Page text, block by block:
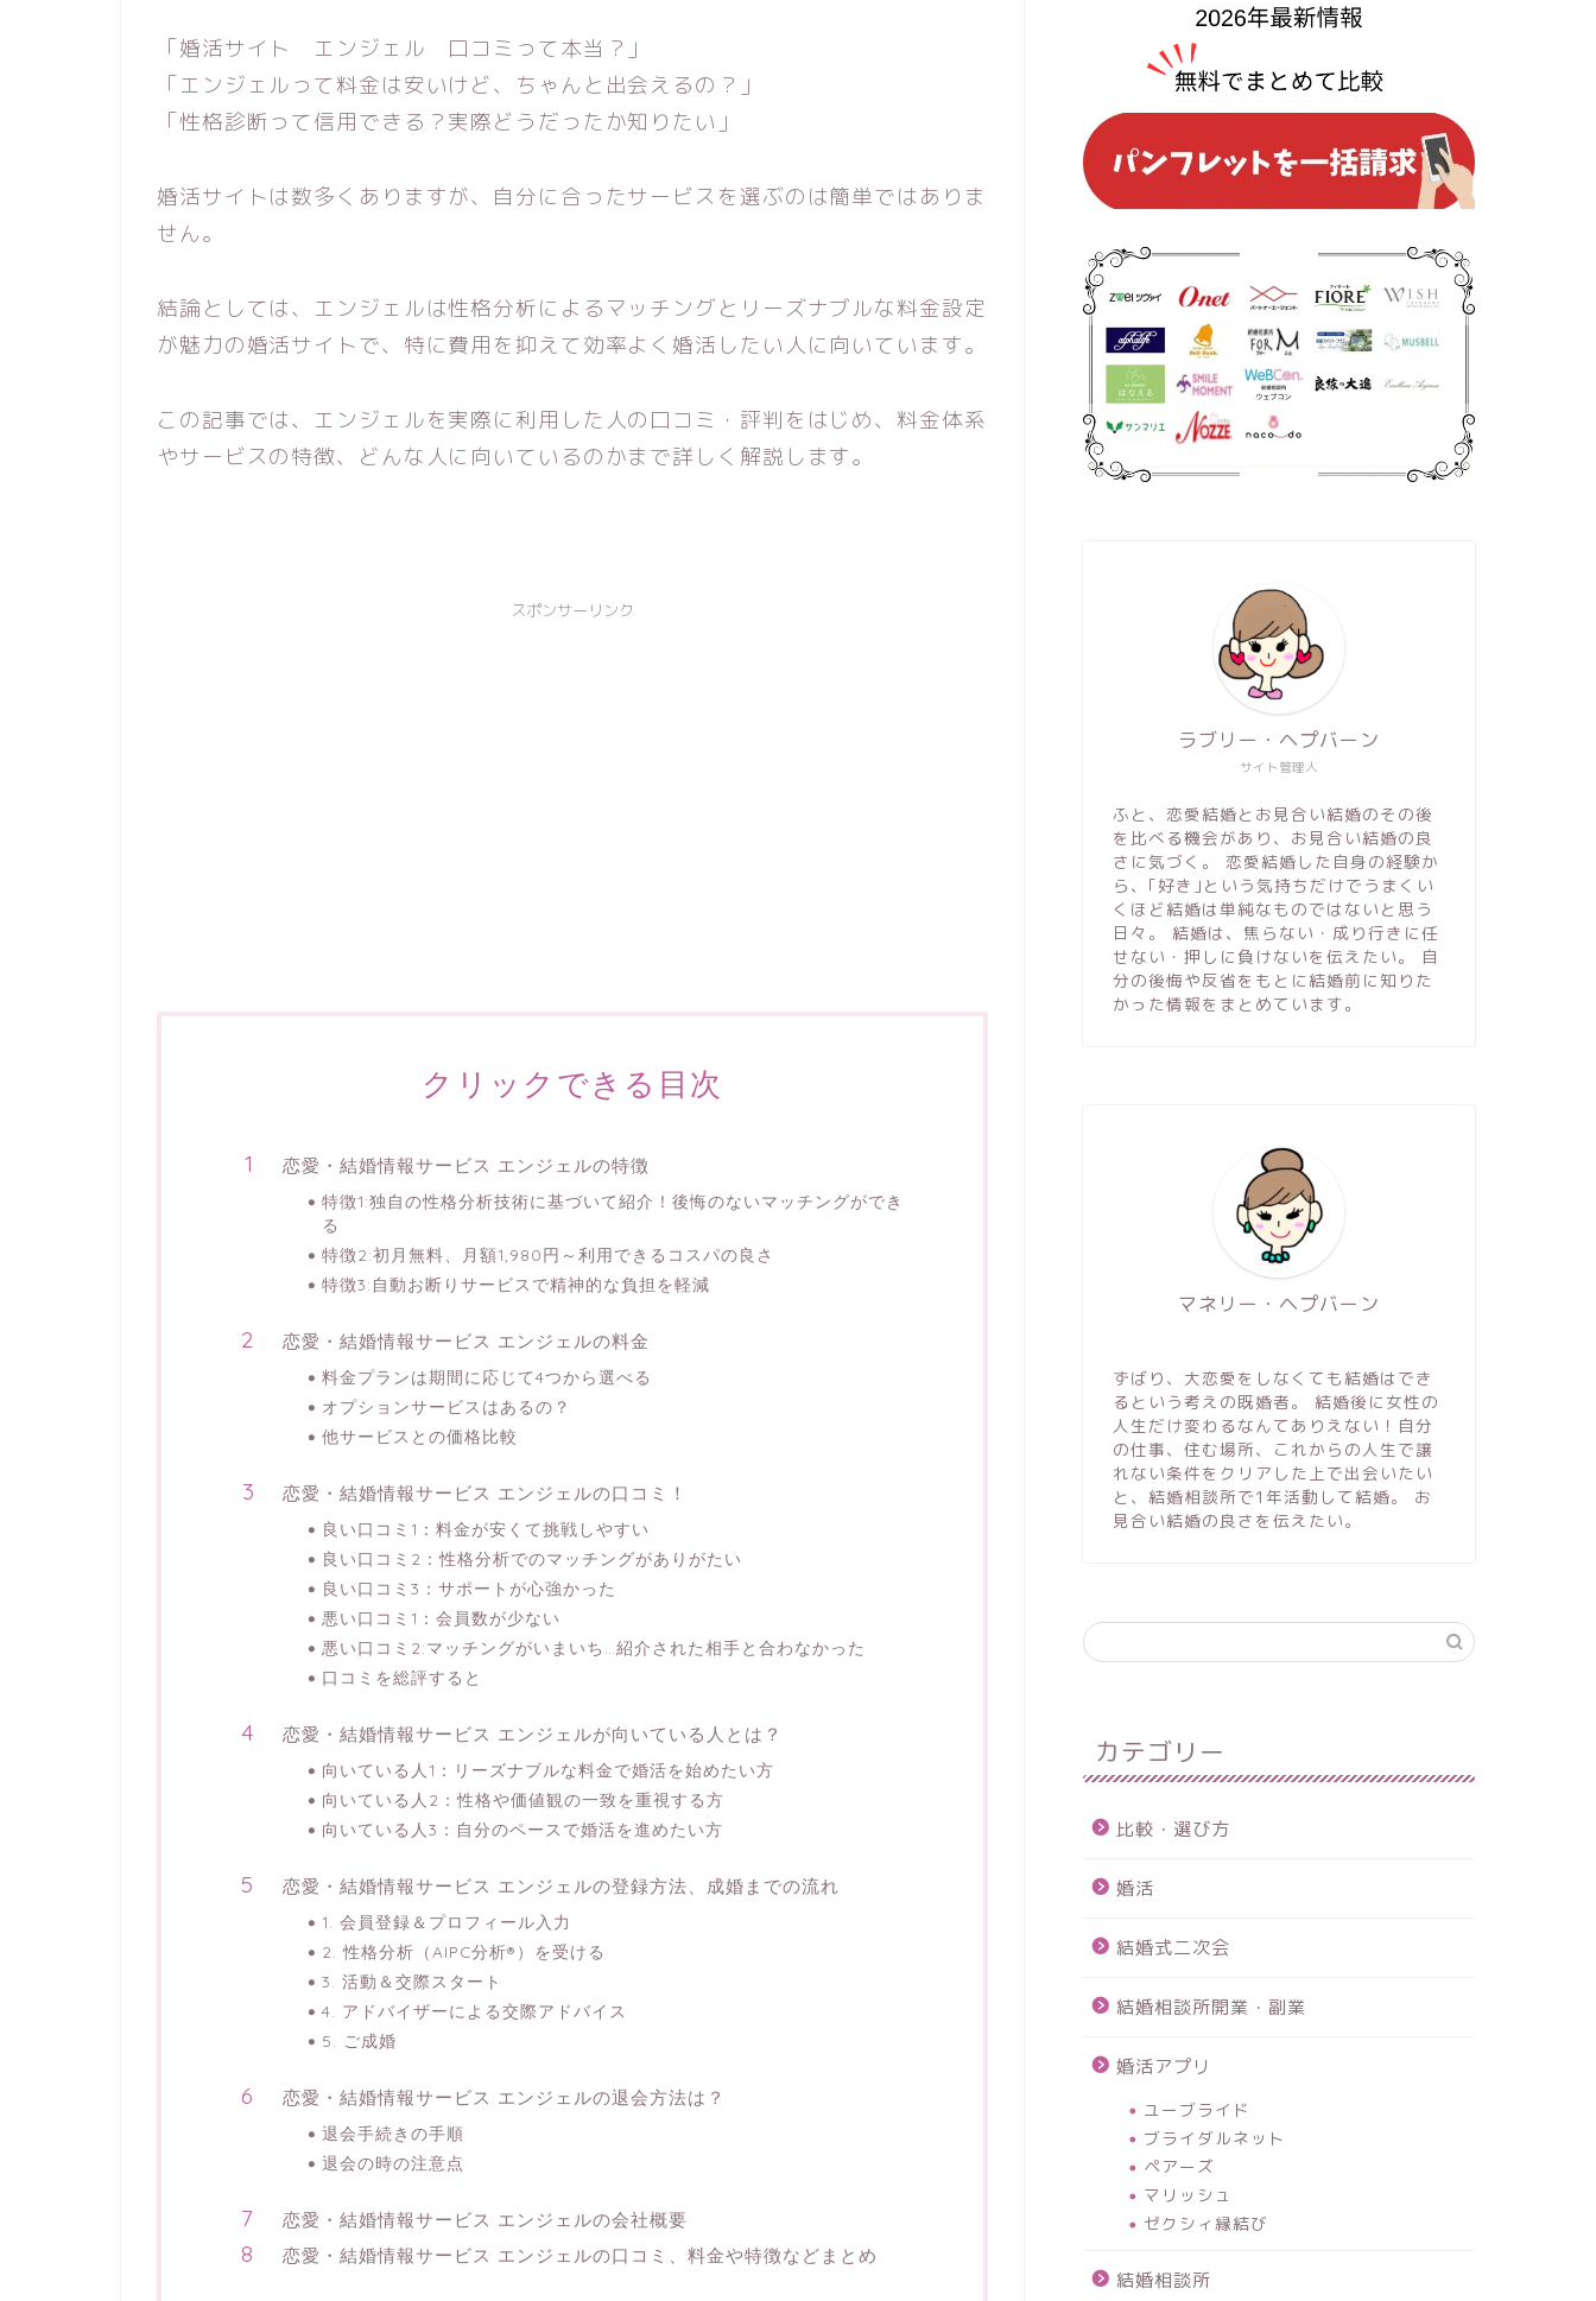
「婚活サイト エンジェル 口コミって本当？」
「エンジェルって料金は安いけど、ちゃんと出会えるの？」
「性格診断って信用できる？実際どうだったか知りたい」
婚活サイトは数多くありますが、自分に合ったサービスを選ぶのは簡単ではありま
せん。
結論としては、エンジェルは性格分析によるマッチングとリーズナブルな料金設定
が魅力の婚活サイトで、特に費用を抑えて効率よく婚活したい人に向いています。
この記事では、エンジェルを実際に利用した人の口コミ・評判をはじめ、料金体系
やサービスの特徴、どんな人に向いているのかまで詳しく解説します。
スポンサーリンク
クリックできる目次
恋愛・結婚情報サービス エンジェルの特徴
特徴1:独自の性格分析技術に基づいて紹介！後悔のないマッチングができ
る
特徴2:初月無料、月額1,980円～利用できるコスパの良さ
特徴3:自動お断りサービスで精神的な負担を軽減
恋愛・結婚情報サービス エンジェルの料金
料金プランは期間に応じて4つから選べる
オプションサービスはあるの？
他サービスとの価格比較
恋愛・結婚情報サービス エンジェルの口コミ！
良い口コミ1：料金が安くて挑戦しやすい
良い口コミ2：性格分析でのマッチングがありがたい
良い口コミ3：サポートが心強かった
悪い口コミ1：会員数が少ない
悪い口コミ2:マッチングがいまいち…紹介された相手と合わなかった
口コミを総評すると
恋愛・結婚情報サービス エンジェルが向いている人とは？
向いている人1：リーズナブルな料金で婚活を始めたい方
向いている人2：性格や価値観の一致を重視する方
向いている人3：自分のペースで婚活を進めたい方
恋愛・結婚情報サービス エンジェルの登録方法、成婚までの流れ
1. 会員登録＆プロフィール入力
2. 性格分析（AIPC分析®）を受ける
3. 活動＆交際スタート
4. アドバイザーによる交際アドバイス
5. ご成婚
恋愛・結婚情報サービス エンジェルの退会方法は？
退会手続きの手順
退会の時の注意点
恋愛・結婚情報サービス エンジェルの会社概要
恋愛・結婚情報サービス エンジェルの口コミ、料金や特徴などまとめ
サイト管理人
ラブリー・ヘプバーン
ふと、恋愛結婚とお見合い結婚のその後
を比べる機会があり、お見合い結婚の良
さに気づく。 恋愛結婚した自身の経験か
ら、｢好き｣という気持ちだけでうまくい
くほど結婚は単純なものではないと思う
日々。 結婚は、焦らない・成り行きに任
せない・押しに負けないを伝えたい。 自
分の後悔や反省をもとに結婚前に知りた
かった情報をまとめています。
マネリー・ヘプバーン
ずばり、大恋愛をしなくても結婚はでき
るという考えの既婚者。 結婚後に女性の
人生だけ変わるなんてありえない！自分
の仕事、住む場所、これからの人生で譲
れない条件をクリアした上で出会いたい
と、結婚相談所で1年活動して結婚。 お
見合い結婚の良さを伝えたい。
カテゴリー
比較・選び方
婚活
結婚式二次会
結婚相談所開業・副業
婚活アプリ
ユーブライド
ブライダルネット
ペアーズ
マリッシュ
ゼクシィ縁結び
結婚相談所